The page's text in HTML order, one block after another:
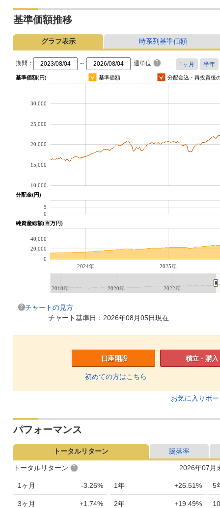
基準価額推移
グラフ表示 時系列基準価額
期間： ～ 週単位
基準価額(円) 基準価額 分配金込・再投資後
10,000
15,000
20,000
25,000
30,000
分配金(円)
0
5
純資産総額(百万円)
2024年 2025年
0
20,000
40,000
2018年 2020年 2022年
チャートの見方
チャート基準日：2026年08月05日現在
口座開設
初めての方はこちら
積立・購入
お気に入りボ
パフォーマンス
トータルリターン 騰落率
2026年07月
トータルリターン
1ヶ月 -3.26%
3ヶ月 +1.74%
1年 +26.51%
2年 +19.49%
5